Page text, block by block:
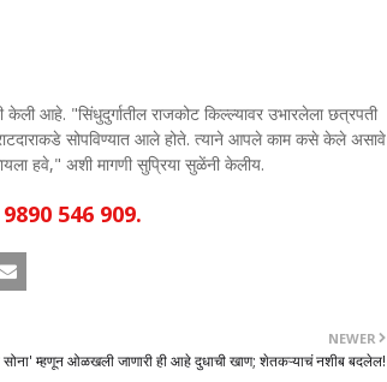
केली आहे. "सिंधुदुर्गातील राजकोट किल्ल्यावर उभारलेला छत्रपती
सोपविण्यात आले होते. त्याने आपले काम कसे केले असावे
हवे," अशी मागणी सुप्रिया सुळेंनी केलीय.
9890 546 909.
NEWER
सोना' म्हणून ओळखली जाणारी ही आहे दुधाची खाण; शेतकऱ्याचं नशीब बदलेल!